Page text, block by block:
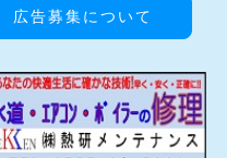
広告募集について